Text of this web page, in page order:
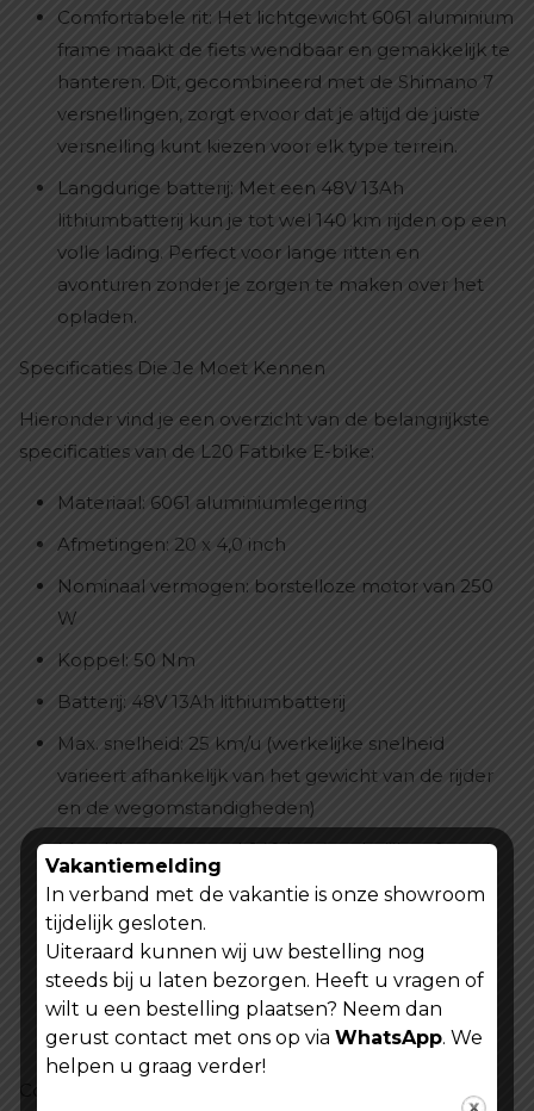
Comfortabele rit: Het lichtgewicht 6061 aluminium
frame maakt de fiets wendbaar en gemakkelijk te
hanteren. Dit, gecombineerd met de Shimano 7
versnellingen, zorgt ervoor dat je altijd de juiste
versnelling kunt kiezen voor elk type terrein.
Langdurige batterij: Met een 48V 13Ah
lithiumbatterij kun je tot wel 140 km rijden op een
volle lading. Perfect voor lange ritten en
avonturen zonder je zorgen te maken over het
opladen.
Specificaties Die Je Moet Kennen
Hieronder vind je een overzicht van de belangrijkste
specificaties van de L20 Fatbike E-bike:
Materiaal: 6061 aluminiumlegering
Afmetingen: 20 x 4,0 inch
Nominaal vermogen: borstelloze motor van 250
W
Koppel: 50 Nm
Batterij: 48V 13Ah lithiumbatterij
Max. snelheid: 25 km/u (werkelijke snelheid
varieert afhankelijk van het gewicht van de rijder
en de wegomstandigheden)
Max. kilometerstand: 140 km (werkelijke afstand
varieert afhankelijk van het gewicht van de rijder
en de wegomstandigheden)
Oplaadtijd: ongeveer 6,5 uur
Remmen: 160 mm schijfrem voor en achter
Transmissiesysteem: Shimano 7 versnellingen
Vakantiemelding
In verband met de vakantie is onze showroom
tijdelijk gesloten.
Uiteraard kunnen wij uw bestelling nog
steeds bij u laten bezorgen. Heeft u vragen of
wilt u een bestelling plaatsen? Neem dan
gerust contact met ons op via WhatsApp. We
helpen u graag verder!